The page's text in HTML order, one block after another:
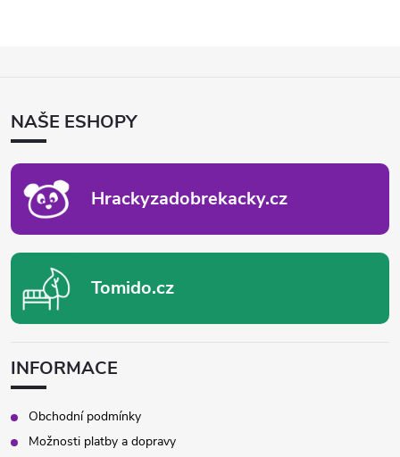
ANAŠE ESHOPY
Hrackyzadobrekacky.cz
Tomido.cz
INFORMACE
Obchodní podmínky
Možnosti platby a dopravy